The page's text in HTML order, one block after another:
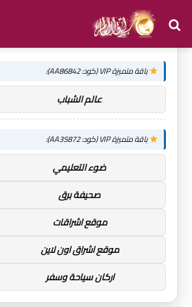
بحث
عن
توصيات :
باقة متميزة VIP (كود: AA86842):
عالم الشباب
باقة متميزة VIP (كود: AA35872):
ضوء التعليمي
صحيفة برق
موقع اشراقات
موقع اشراق اون لاين
اركان سياحة وسفر